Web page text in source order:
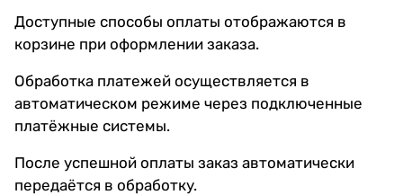
Доступные способы оплаты отображаются в
корзине при оформлении заказа.
Обработка платежей осуществляется в
автоматическом режиме через подключенные
платёжные системы.
После успешной оплаты заказ автоматически
передаётся в обработку.